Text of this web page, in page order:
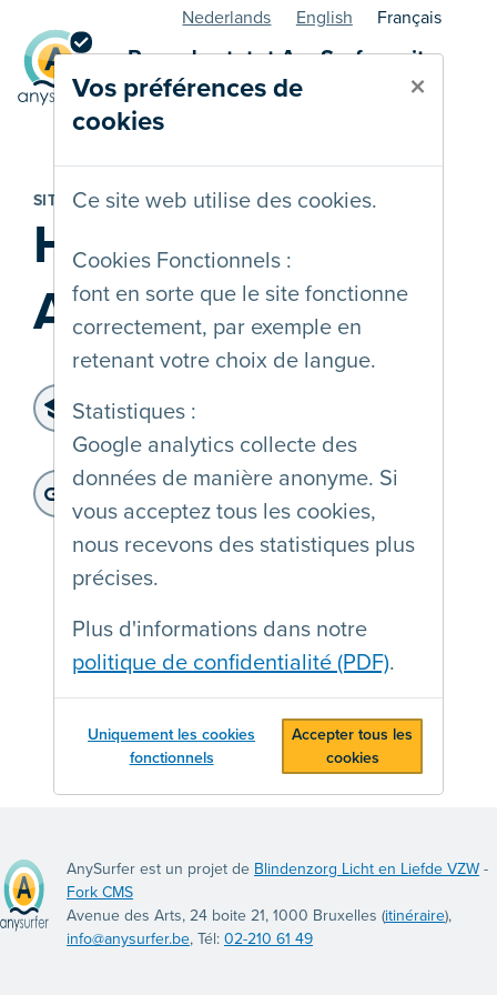
Vos préférences de
cookies
×
Ce site web utilise des cookies.
Cookies Fonctionnels :
font en sorte que le site fonctionne
correctement, par exemple en
retenant votre choix de langue.
Statistiques :
Google analytics collecte des
données de manière anonyme. Si
vous acceptez tous les cookies,
nous recevons des statistiques plus
précises.
Plus d'informations dans notre
politique de confidentialité (PDF).
Uniquement les cookies
fonctionnels
Accepter tous les
cookies
Page de statut AnySurfer - site
web
Nederlands English Français
SITE WEB
Handicap en
Arbeid
Niveau d'accessibilité:
WCAG 2.2 AA
Dernier audit:: 16-12-2024
Adresse du site web:
https://www.handicapenarbeid.be/
AnySurfer est un projet de Blindenzorg Licht en Liefde VZW -
Fork CMS
Avenue des Arts, 24 boite 21, 1000 Bruxelles (itinéraire),
info@anysurfer.be, Tél:02-210 61 49